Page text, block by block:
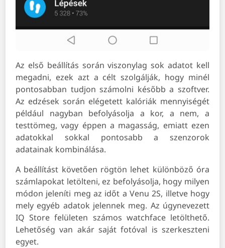
Az első beállítás során viszonylag sok adatot kell
megadni, ezek azt a célt szolgálják, hogy minél
pontosabban tudjon számolni később a szoftver.
Az edzések során elégetett kalóriák mennyiségét
például nagyban befolyásolja a kor, a nem, a
testtömeg, vagy éppen a magasság, emiatt ezen
adatokkal sokkal pontosabb a szenzorok
adatainak kombinálása.
A beállítást követően rögtön lehet különböző óra
számlapokat letölteni, ez befolyásolja, hogy milyen
módon jeleníti meg az időt a Venu 2S, illetve hogy
mely egyéb adatok jelennek meg. Az úgynevezett
IQ Store felületen számos watchface letölthető.
Lehetőség van akár saját fotóval is szerkeszteni
egyet.